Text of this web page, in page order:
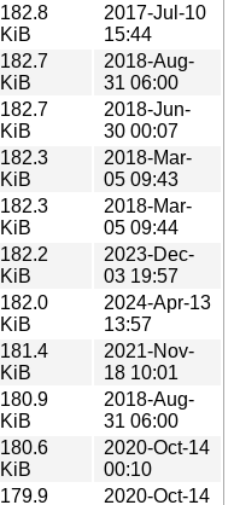
182.8
KiB
2017-Jul-10
15:44
182.7
KiB
2018-Aug-
31 06:00
182.7
KiB
2018-Jun-
30 00:07
182.3
KiB
2018-Mar-
05 09:43
182.3
KiB
2018-Mar-
05 09:44
182.2
KiB
2023-Dec-
03 19:57
182.0
KiB
2024-Apr-13
13:57
181.4
KiB
2021-Nov-
18 10:01
180.9
KiB
2018-Aug-
31 06:00
180.6
KiB
2020-Oct-14
00:10
179.9 2020-Oct-14